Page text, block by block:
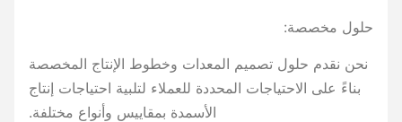
حلول مخصصة:
نحن نقدم حلول تصميم المعدات وخطوط الإنتاج المخصصة
بناءً على الاحتياجات المحددة للعملاء لتلبية احتياجات إنتاج
الأسمدة بمقاييس وأنواع مختلفة.